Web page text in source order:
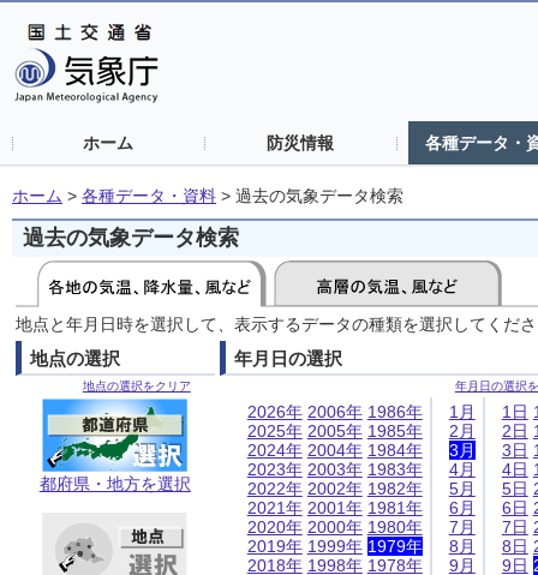
ホーム 防災情報 各種データ・
ホーム > 各種データ・資料 > 過去の気象データ検索
過去の気象データ検索
地点と年月日時を選択して、表示するデータの種類を選択してくだ
地点の選択
地点の選択をクリア
都府県・地方を選択
年月日の選択
年月日の選択
2026年
2025年
2024年
2023年
2022年
2021年
2020年
2019年
2018年
2006年
2005年
2004年
2003年
2002年
2001年
2000年
1999年
1998年
1986年
1985年
1984年
1983年
1982年
1981年
1980年
1979年
1978年
1月
2月
3月
4月
5月
6月
7月
8月
9月
1日
2日
3日
4日
5日
6日
7日
8日
9日